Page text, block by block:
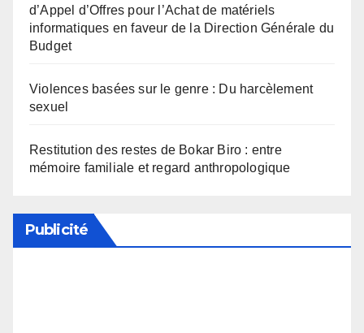
d’Appel d’Offres pour l’Achat de matériels
informatiques en faveur de la Direction Générale du
Budget
Violences basées sur le genre : Du harcèlement
sexuel
Restitution des restes de Bokar Biro : entre
mémoire familiale et regard anthropologique
Publicité